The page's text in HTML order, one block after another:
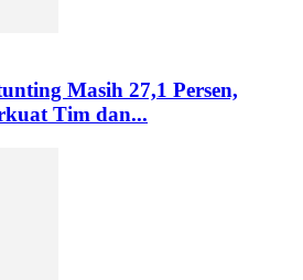
Masih 27,1 Persen,
Tim dan...